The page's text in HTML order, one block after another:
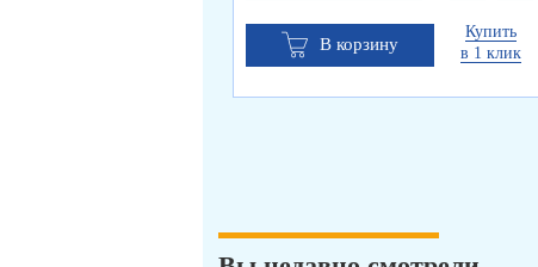
В корзину
Купить
в 1 клик